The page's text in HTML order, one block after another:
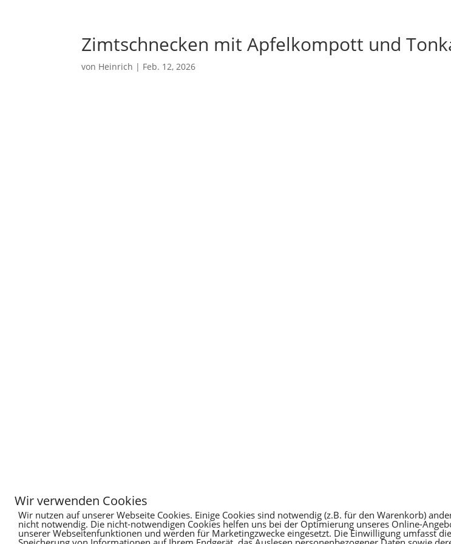
Zimtschnecken mit Apfelkompott und
von Heinrich | Feb. 12, 2026
Wir verwenden Cookies
Wir nutzen auf unserer Webseite Cookies. Einige Cookies sind notwendig (z.B. für den Warenkorb)
nicht notwendig. Die nicht-notwendigen Cookies helfen uns bei der Optimierung unseres Online-
unserer Webseitenfunktionen und werden für Marketingzwecke eingesetzt. Die Einwilligung umfasst die